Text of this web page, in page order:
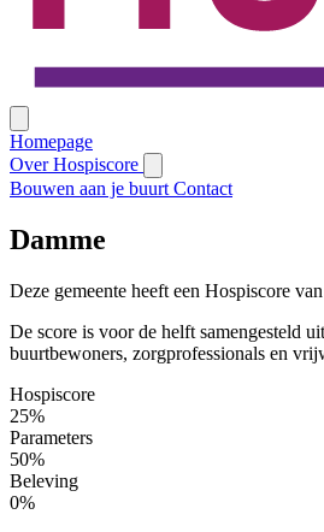
Homepage
Over Hospiscore
Bouwen aan je buurt Contact
Damme
Deze gemeente heeft een Hospiscore
De score is voor de helft samengesteld
buurtbewoners, zorgprofessionals en
Hospiscore
25%
Parameters
50%
Beleving
0%